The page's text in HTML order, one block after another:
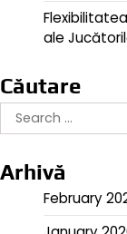
ale
Căutare
Search
for:
Arhivă
February